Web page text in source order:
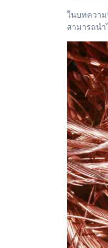
ในบทความ
สามารถนำ